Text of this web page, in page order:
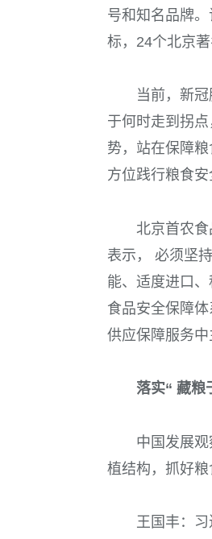
号和知名品牌
标， 24个北京
当前，新
于何时走到拐
势，站在保障
方位践行粮食安
北京首农
表示， 必须坚
能、适度进口
食品安全保障
供应保障服务
落实“ 藏粮
中国发展观
植结构，抓好
王国丰：